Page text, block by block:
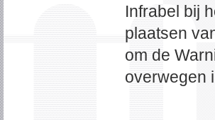
Infrabel bij
plaatsen
om de
overwegen